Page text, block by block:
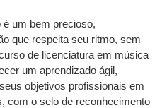
um bem precioso,
que respeita seu ritmo, sem
de licenciatura em música
um aprendizado ágil,
objetivos profissionais em
com o selo de reconhecimento